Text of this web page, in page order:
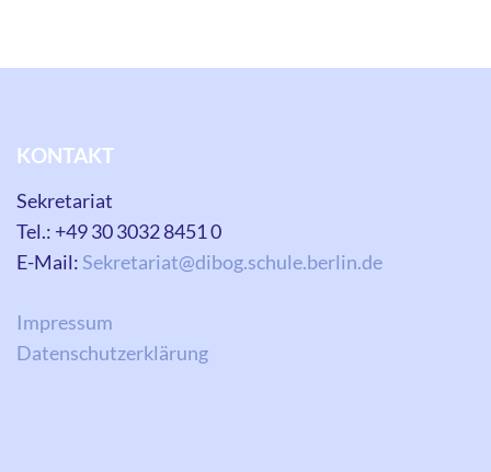
KONTAKT
Sekretariat
Tel.: +49 30 3032 8451 0
E-Mail: Sekretariat@dibog.schule.berlin.de
Impressum
Datenschutzerklärung